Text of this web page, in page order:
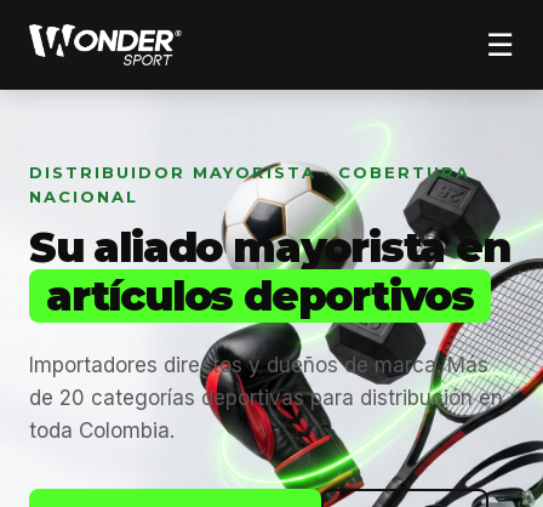
☰
DISTRIBUIDOR MAYORISTA · COBERTURA
NACIONAL
Su aliado mayorista en
artículos deportivos
Importadores directos y dueños de marca. Más
de 20 categorías deportivas para distribución en
toda Colombia.